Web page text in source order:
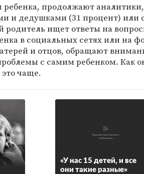
продолжают
и дедушками (31 процент) или
ищет ответы на
в социальных сетях или на
и отцов, обращают
с самим ребенком. Как
чаще.
«У нас 15 детей, и все
они такие разные»